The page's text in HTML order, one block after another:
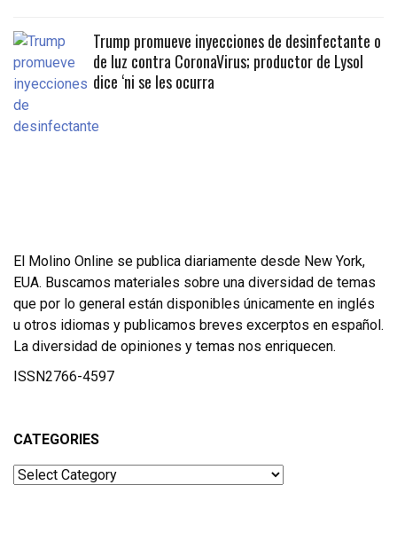
Trump promueve inyecciones de desinfectante o
de luz contra CoronaVirus; productor de Lysol
dice ‘ni se les ocurra
El Molino Online se publica diariamente desde New York,
EUA. Buscamos materiales sobre una diversidad de temas
que por lo general están disponibles únicamente en inglés
u otros idiomas y publicamos breves excerptos en español.
La diversidad de opiniones y temas nos enriquecen.
ISSN2766-4597
CATEGORIES
Categories